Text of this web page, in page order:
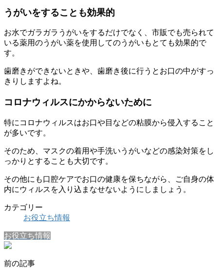
うがいをすることも効果的
お水でガラガラうがいをするだけでなく、市販でも売られて
いる薬用のうがい薬を使用してのうがいもとても効果的で
す。
歯磨きができないときや、歯磨き後に行うとお口の中がすっ
きりしますよね。
コロナウィルスにかからないために
特にコロナウィルスはお口や目などの粘膜から侵入すること
が多いです。
そのため、マスクの着用や手洗いうがいなどの感染対策をし
っかりとすることも大切です。
その他にも口腔ケアでお口の健康を保ちながら、ご自身の体
内にウィルスを入り込まなせないようにしましょう。
カテゴリー
お役立ち情報
お役立ち情報
前の記事